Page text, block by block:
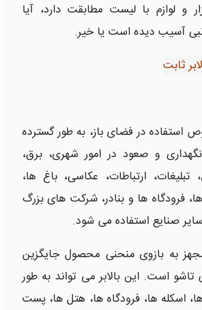
و لوازم با لیست مطابقت دارد، آیا
آسیب دیده است یا خیر.
ثابت
استفاده در فضای باز، به طور گسترده
و صعود در امور شهری، برق،
تبلیغات، ارتباطات، عکاسی، باغ ها،
فرودگاه ها و بنادر، شرکت های بزرگ
صنایع استفاده می شود.
به بازوی منحنی محصول جایگزین
تاشو است. این بالابر می تواند به طور
اسکله ها، فرودگاه ها، هتل ها، پست